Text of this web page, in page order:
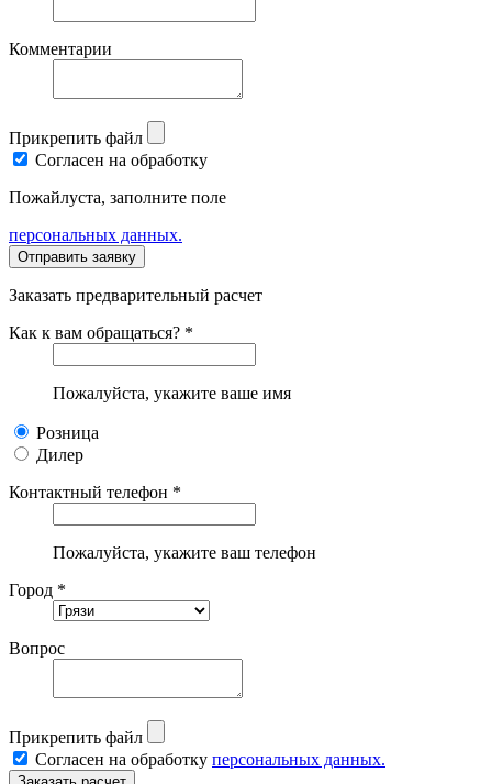
Комментарии
Прикрепить файл
Согласен на обработку
Пожайлуста, заполните поле
персональных данных.
Заказать предварительный расчет
Как к вам обращаться? *
Пожалуйста, укажите ваше имя
Розница
Дилер
Контактный телефон *
Пожалуйста, укажите ваш телефон
Город *
Вопрос
Прикрепить файл
Согласен на обработку персональных данных.